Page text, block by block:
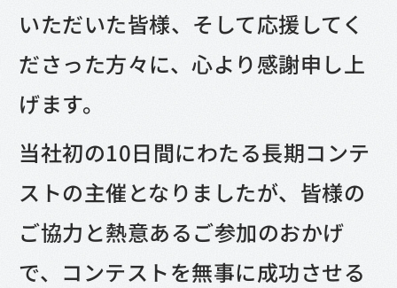
いただいた皆様、そして応援してく
ださった方々に、心より感謝申し上
げます。
当社初の10日間にわたる長期コンテ
ストの主催となりましたが、皆様の
ご協力と熱意あるご参加のおかげ
で、コンテストを無事に成功させる